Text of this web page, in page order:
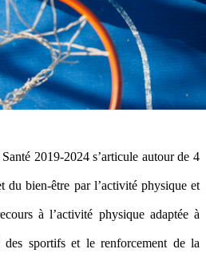
2019-2024 s’articule autour de 4
du bien-être par l’activité physique et
à l’activité physique adaptée à
sportifs et le renforcement de la